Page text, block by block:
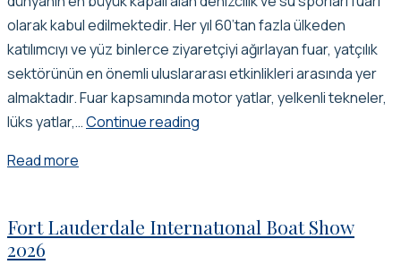
olarak kabul edilmektedir. Her yıl 60’tan fazla ülkeden
katılımcıyı ve yüz binlerce ziyaretçiyi ağırlayan fuar, yatçılık
sektörünün en önemli uluslararası etkinlikleri arasında yer
almaktadır. Fuar kapsamında motor yatlar, yelkenli tekneler,
lüks yatlar,…Continue reading
Read more
Fort Lauderdale Internatıonal Boat Show
2026